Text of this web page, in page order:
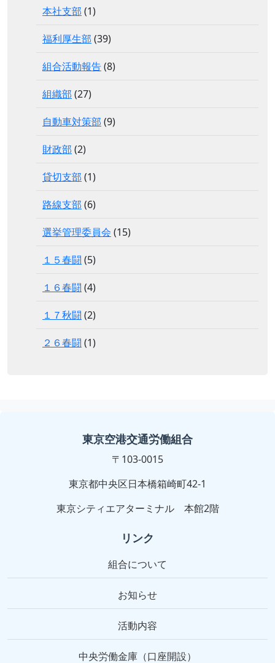
本社支部 (1)
福利厚生部 (39)
組合活動報告(8)
組織部 (27)
自動車対策部 (9)
財政部 (2)
貸切支部 (1)
路線支部 (6)
選挙管理委員会 (15)
１５春闘 (5)
１６春闘 (4)
１７秋闘 (2)
２６春闘 (1)
東京空港交通労働組合
〒103-0015
東京都中央区日本橋箱崎町42-1
東京シティエアターミナル 本館2階
リンク
組合について
お知らせ
活動内容
中央労働金庫（口座開設）